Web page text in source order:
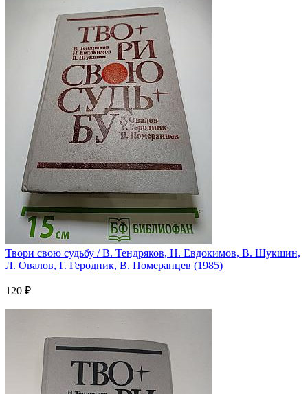
Твори свою судьбу / В. Тендряков, Н. Евдокимов, В. Шукшин,
Л. Овалов, Г. Геродник, В. Померанцев (1985)
120 ₽